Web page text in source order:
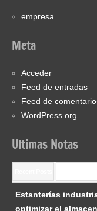
empresa
Meta
Acceder
Feed de entradas
Feed de
WordPress.org
Ultimas Notas
Estanterías
optimizar el